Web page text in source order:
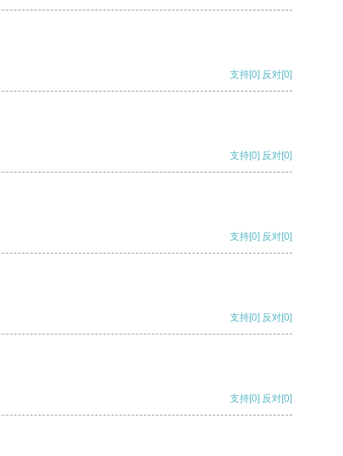
支持[0] 反对[0]
支持[0] 反对[0]
支持[0] 反对[0]
支持[0] 反对[0]
支持[0] 反对[0]